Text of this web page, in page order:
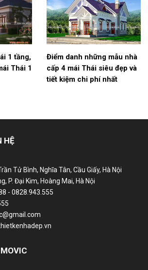
1 tầng,
Thái 1
Điểm danh những mẫu nhà
cấp 4 mái Thái siêu đẹp và
tiết kiệm chi phí nhất
HỆ
Tử Bình, Nghĩa Tân, Cầu Giấy, Hà Nội
P. Đại Kim, Hoàng Mai, Hà Nội
- 0828.943.555